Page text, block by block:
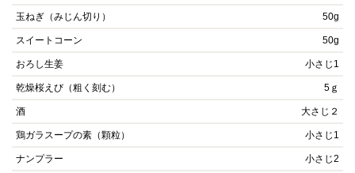
玉ねぎ（みじん切り） 50g
スイートコーン 50g
おろし生姜 小さじ1
乾燥桜えび（粗く刻む） 5ｇ
酒 大さじ２
鶏ガラスープの素（顆粒） 小さじ1
ナンプラー 小さじ2